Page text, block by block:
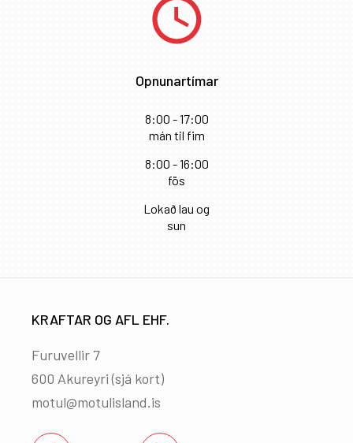
Opnunartímar
8:00 - 17:00
mán til fim
8:00 - 16:00
fös
Lokað lau og
sun
KRAFTAR OG AFL EHF.
Furuvellir 7
600 Akureyri (sjá kort)
motul@motulisland.is